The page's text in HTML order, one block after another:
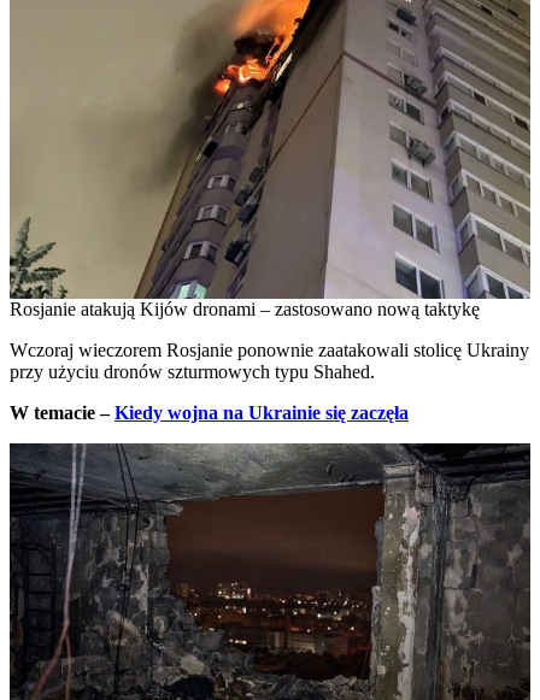
Rosjanie atakują Kijów dronami – zastosowano nową taktykę
Wczoraj wieczorem Rosjanie ponownie zaatakowali stolicę Ukrainy
przy użyciu dronów szturmowych typu Shahed.
W temacie –Kiedy wojna na Ukrainie się zaczęła